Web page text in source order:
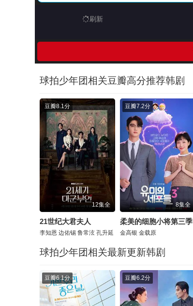
刷新
球拍少年团相关豆瓣高分推荐韩剧
豆瓣8.1分
12集全
21世纪大君夫人
李知恩 边佑锡 鲁常泫 孔升延
豆瓣7.2分
8集全
柔美的细胞小将第三季
金高银 金载原
球拍少年团相关最新更新韩剧
豆瓣6.1分 豆瓣6.2分